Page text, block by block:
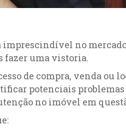
imprescindível no
fazer uma vistoria.
de compra, venda ou
potenciais problemas
no imóvel em